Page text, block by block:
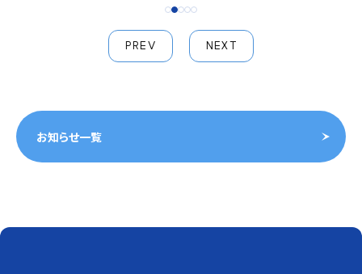
PREV NEXT
お知らせ一覧